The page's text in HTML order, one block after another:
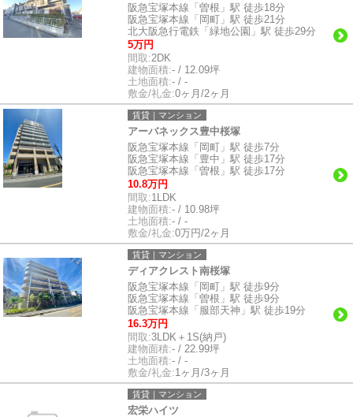
阪急宝塚本線「曽根」駅 徒歩18分
阪急宝塚本線「岡町」駅 徒歩21分
北大阪急行電鉄「緑地公園」駅 徒歩29分
5万円
間取:2DK
建物面積:- / 12.09坪
土地面積:- / -
敷金/礼金:0ヶ月/2ヶ月
賃貸｜マンション
アーバネックス豊中桜塚
阪急宝塚本線「岡町」駅 徒歩7分
阪急宝塚本線「豊中」駅 徒歩17分
阪急宝塚本線「曽根」駅 徒歩17分
10.8万円
間取:1LDK
建物面積:- / 10.98坪
土地面積:- / -
敷金/礼金:0万円/2ヶ月
賃貸｜マンション
ディアクレスト南桜塚
阪急宝塚本線「岡町」駅 徒歩9分
阪急宝塚本線「曽根」駅 徒歩9分
阪急宝塚本線「服部天神」駅 徒歩19分
16.3万円
間取:3LDK＋1S(納戸)
建物面積:- / 22.99坪
土地面積:- / -
敷金/礼金:1ヶ月/3ヶ月
賃貸｜マンション
宏栄ハイツ